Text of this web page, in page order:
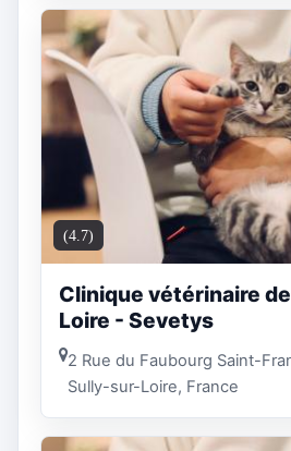
(4.7)
Clinique vétérinaire
Loire - Sevetys
2 Rue du Faubourg Saint-
Sully-sur-Loire, France